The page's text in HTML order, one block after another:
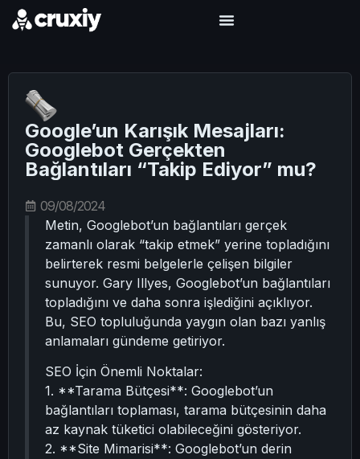
Google’un Karışık Mesajları:
Googlebot Gerçekten
Bağlantıları “Takip Ediyor” mu?
09/08/2024
Metin, Googlebot’un bağlantıları gerçek
zamanlı olarak “takip etmek” yerine topladığını
belirterek resmi belgelerle çelişen bilgiler
sunuyor. Gary Illyes, Googlebot’un bağlantıları
topladığını ve daha sonra işlediğini açıklıyor.
Bu, SEO topluluğunda yaygın olan bazı yanlış
anlamaları gündeme getiriyor.
SEO İçin Önemli Noktalar:
1. **Tarama Bütçesi**: Googlebot’un
bağlantıları toplaması, tarama bütçesinin daha
az kaynak tüketici olabileceğini gösteriyor.
2. **Site Mimarisi**: Googlebot’un derin